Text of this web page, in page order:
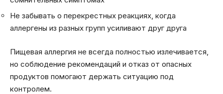
Не забывать о перекрестных реакциях, когда
аллергены из разных групп усиливают друг друга
Пищевая аллергия не всегда полностью излечивается,
но соблюдение рекомендаций и отказ от опасных
продуктов помогают держать ситуацию под
контролем.